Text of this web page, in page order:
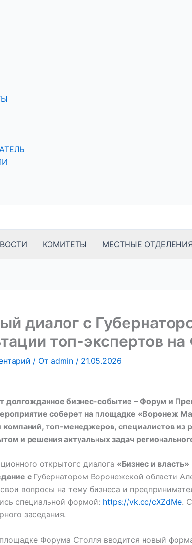
КОМИТЕТЫ МЕСТНЫЕ ОТДЕЛЕНИЯ
диалог с
топ-экспертов
/ От admin / 21.05.2026
долгожданное бизнес-событие – Форум и
соберет на площадке «Воронеж
компаний, топ-менеджеров, специалистов из
и решения актуальных задач
открытого диалога «Бизнес и власть»
с Губернатором Воронежской области
вопросы на тему бизнеса и
специальной формой: https://vk.cc/cXZdMe.
заседания.
Форума Столля вводится новый